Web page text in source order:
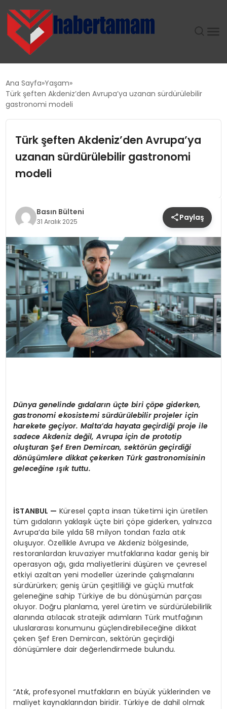
TEKNOLOJI
SAĞLIK
MAGAZIN
SIYASET
EĞITIM
YAŞAM
Ana Sayfa Yaşam
Türk şeften Akdeniz’den Avrupa’ya uzanan sürdürülebilir
gastronomi modeli
Türk şeften Akdeniz’den Avrupa’ya
uzanan sürdürülebilir gastronomi
modeli
Basın Bülteni
31 Aralık 2025 Paylaş
Dünya genelinde gıdaların üçte biri çöpe giderken,
gastronomi ekosistemi sürdürülebilir projeler için
harekete geçiyor. Malta’da hayata geçirdiği proje ile
sadece Akdeniz değil, Avrupa için de prototip
oluşturan Şef Eren Demircan,sektörün geçirdiği
dönüşümlere dikkat çekerken Türk gastronomisinin
geleceğine ışık tuttu.
İSTANBUL — Küresel çapta insan tüketimi için üretilen
tüm gıdaların yaklaşık üçte biri çöpe giderken, yalnızca
Avrupa’da bile yılda 58 milyon tondan fazla atık
oluşuyor. Özellikle Avrupa ve Akdeniz bölgesinde,
restoranlardan kruvaziyer mutfaklarına kadar geniş bir
operasyon ağı, gıda maliyetlerini düşüren ve çevresel
etkiyi azaltan yeni modeller üzerinde çalışmalarını
sürdürürken; geniş ürün çeşitliliği ve güçlü mutfak
geleneğine sahip Türkiye de bu dönüşümün parçası
oluyor. Doğru planlama, yerel üretim ve sürdürülebilirlik
alanında atılacak stratejik adımların Türk mutfağının
uluslararası konumunu güçlendirebileceğine dikkat
çeken Şef Eren Demircan, sektörün geçirdiği
dönüşümlere dair değerlendirmede bulundu.
“Atık, profesyonel mutfakların en büyük yüklerinden ve
maliyet kaynaklarından biridir. Türkiye de dahil olmak